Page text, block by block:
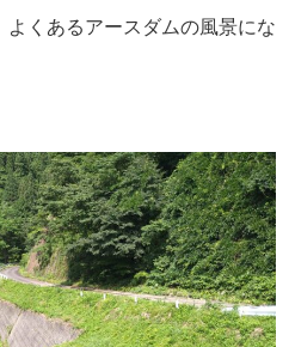
よくあるアースダムの風景にな